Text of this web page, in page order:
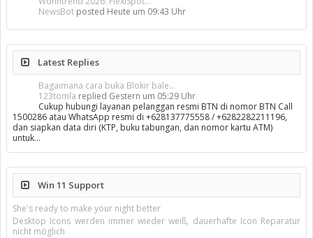
NewsBot posted Heute um 09:43 Uhr
Latest Replies
Bagaimana cara buka Blokir bale...
123tomla replied Gestern um 05:29 Uhr
Cukup hubungi layanan pelanggan resmi BTN di nomor BTN Call
1500286 atau WhatsApp resmi di +628137775558 / +6282282211196,
dan siapkan data diri (KTP, buku tabungan, dan nomor kartu ATM)
untuk…
Win 11 Support
She's ready to make your night better
Desktop Icons werden immer wieder weiß, dauerhafte Icon Reparatur
nicht möglich